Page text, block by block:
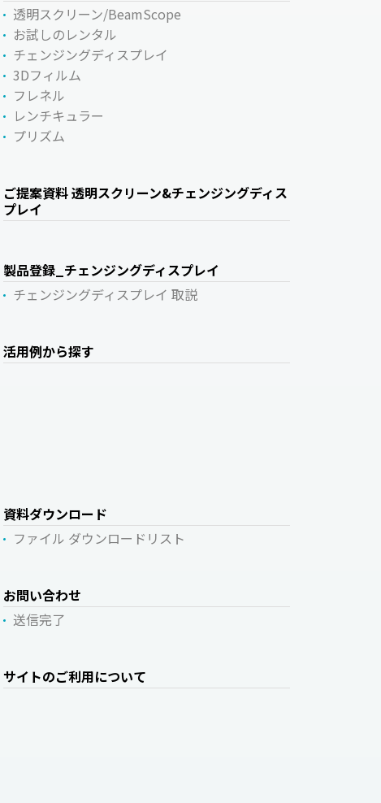
透明スクリーン/BeamScope
お試しのレンタル
チェンジングディスプレイ
3Dフィルム
フレネル
レンチキュラー
プリズム
ご提案資料 透明スクリーン&チェンジングディス
プレイ
製品登録_チェンジングディスプレイ
チェンジングディスプレイ 取説
活用例から探す
資料ダウンロード
ファイル ダウンロードリスト
お問い合わせ
送信完了
サイトのご利用について